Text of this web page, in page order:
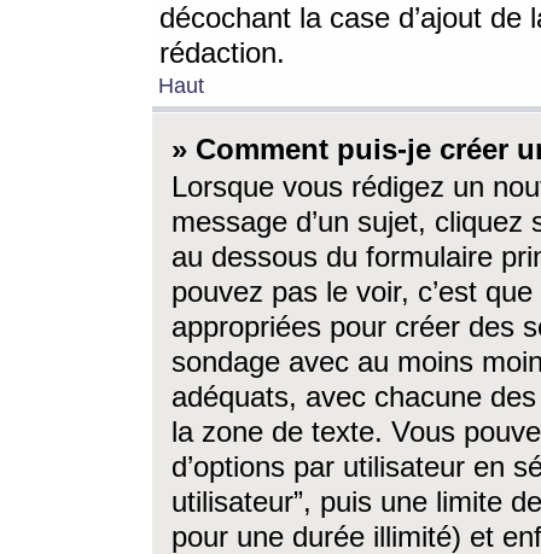
décochant la case d’ajout
rédaction.
Haut
» Comment puis-je créer
Lorsque vous rédigez un
message d’un sujet, cliquez
au dessous du formulaire
pouvez pas le voir, c’est
appropriées pour créer des
sondage avec au moins
adéquats, avec chacune
la zone de texte. Vous
d’options par utilisateur en
utilisateur”, puis une limite
pour une durée illimité) et